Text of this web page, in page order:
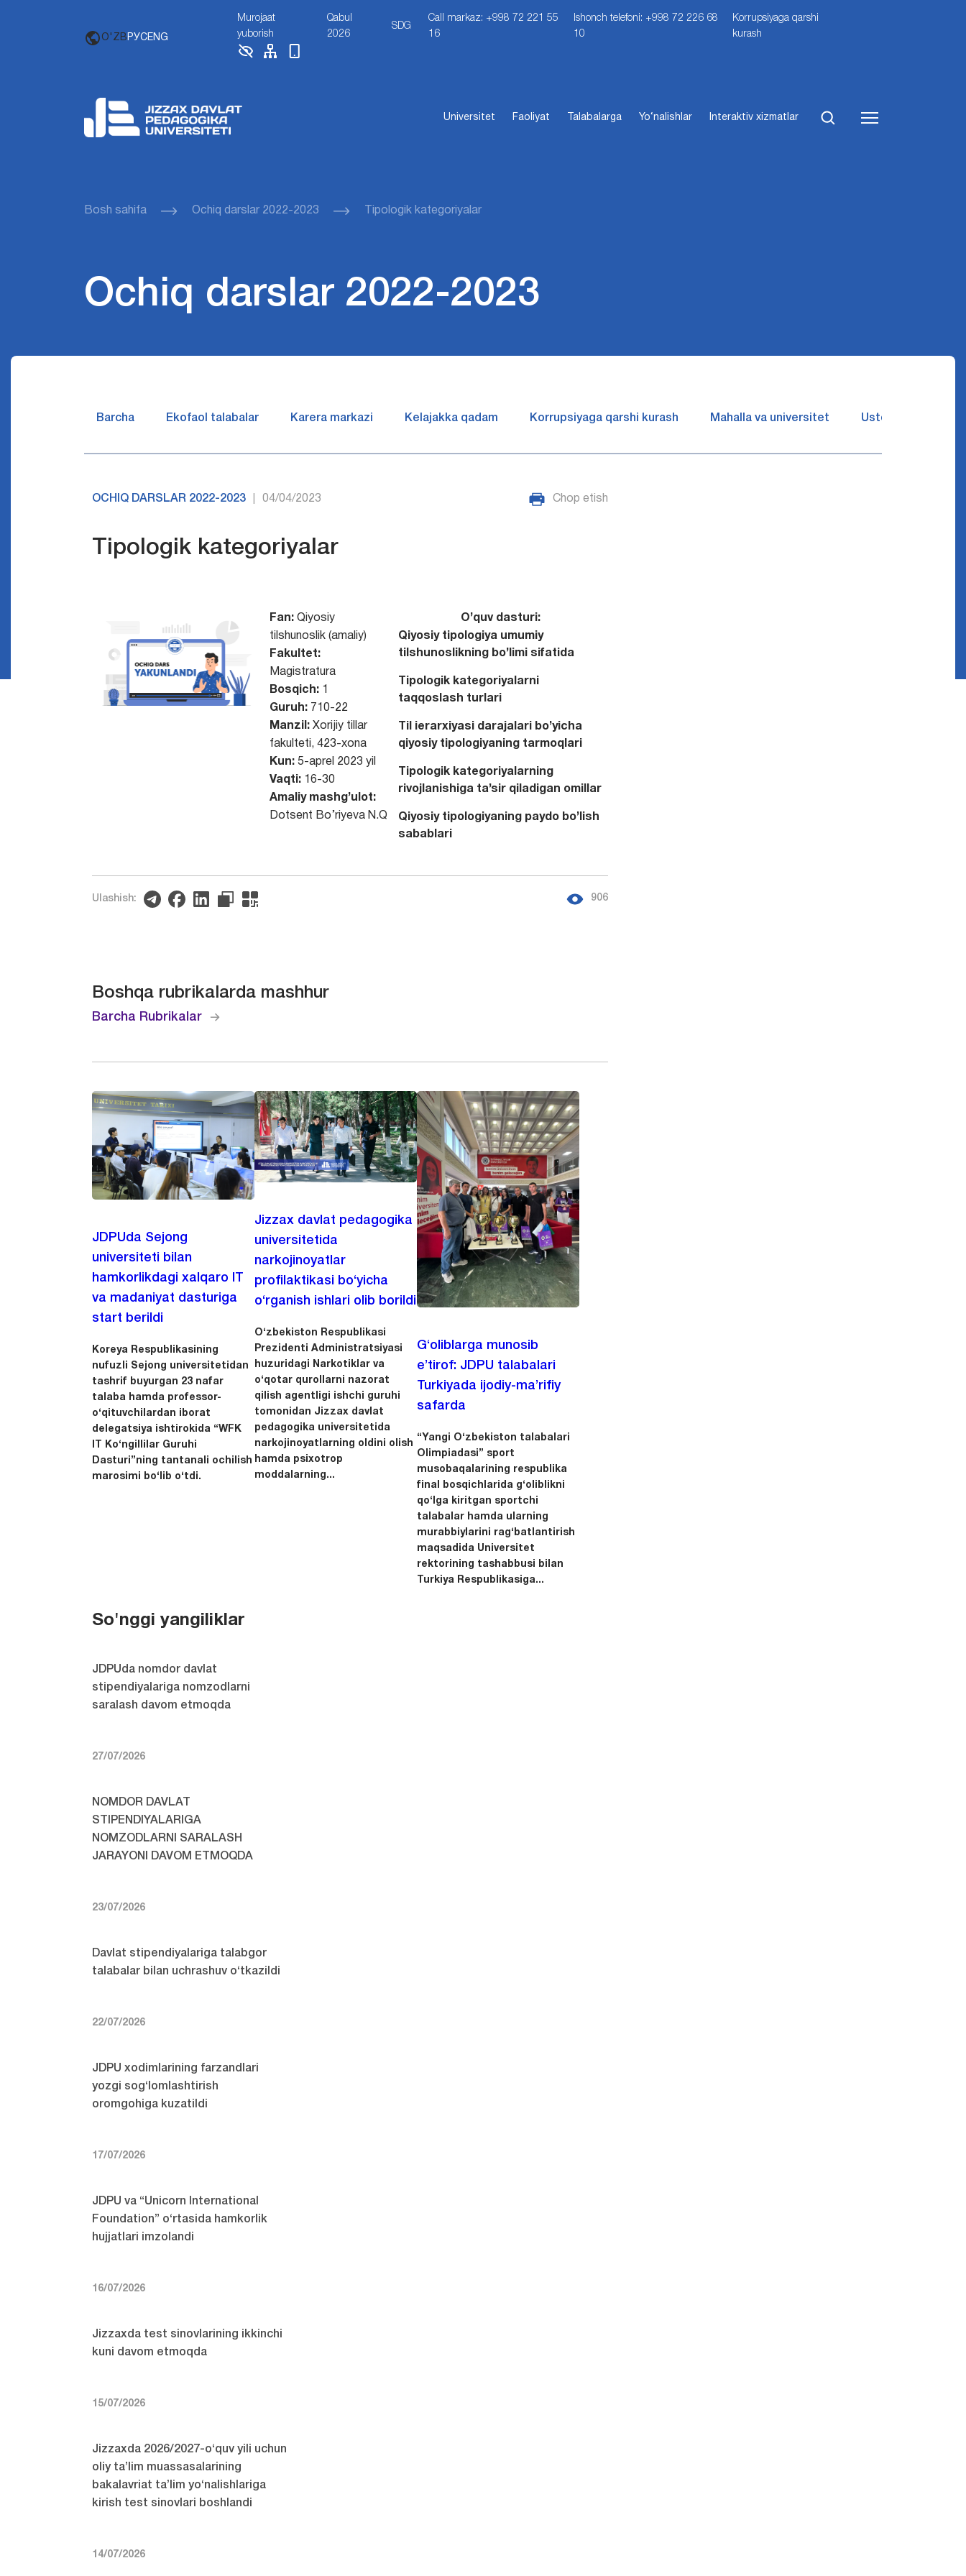
O'ZB РУСENG
Murojaat
yuborish
Qabul
2026
SDG
Call markaz: +998 72 221 55
16
Ishonch telefoni: +998 72 226 68
10
Korrupsiyaga qarshi
kurash
Universitet Faoliyat Talabalarga Yo‘nalishlar Interaktiv xizmatlar
Bosh sahifa Ochiq darslar 2022-2023 Tipologik kategoriyalar
Ochiq darslar 2022-2023
Barcha Ekofaol talabalar Karera markazi Kelajakka qadam Korrupsiyaga qarshi kurash Mahalla va universitet Ustozlar suhbatin
OCHIQ DARSLAR 2022-2023 04/04/2023 Chop etish
Tipologik kategoriyalar
Fan: Qiyosiy
tilshunoslik (amaliy)
Fakultet:
Magistratura
Bosqich:1
Guruh:710-22
Manzil:Xorijiy tillar
fakulteti, 423-xona
Kun: 5-aprel 2023 yil
Vaqti:16-30
Amaliy mashg’ulot:
Dotsent Bo’riyeva N.Q
O’quv dasturi:
Qiyosiy tipologiya umumiy
tilshunoslikning bo’limi sifatida
Tipologik kategoriyalarni
taqqoslash turlari
Til ierarxiyasi darajalari bo’yicha
qiyosiy tipologiyaning tarmoqlari
Tipologik kategoriyalarning
rivojlanishiga ta’sir qiladigan omillar
Qiyosiy tipologiyaning paydo bo’lish
sabablari
Ulashish: 906
Boshqa rubrikalarda mashhur
Barcha Rubrikalar
JDPUda Sejong
universiteti bilan
hamkorlikdagi xalqaro IT
va madaniyat dasturiga
start berildi
Koreya Respublikasining
nufuzli Sejong universitetidan
tashrif buyurgan 23 nafar
talaba hamda professor-
o‘qituvchilardan iborat
delegatsiya ishtirokida “WFK
IT Ko‘ngillilar Guruhi
Dasturi”ning tantanali ochilish
marosimi bo‘lib o‘tdi.
Jizzax davlat pedagogika
universitetida
narkojinoyatlar
profilaktikasi bo‘yicha
o‘rganish ishlari olib borildi
O‘zbekiston Respublikasi
Prezidenti Administratsiyasi
huzuridagi Narkotiklar va
o‘qotar qurollarni nazorat
qilish agentligi ishchi guruhi
tomonidan Jizzax davlat
pedagogika universitetida
narkojinoyatlarning oldini olish
hamda psixotrop
moddalarning...
G‘oliblarga munosib
e’tirof: JDPU talabalari
Turkiyada ijodiy-ma’rifiy
safarda
“Yangi O‘zbekiston talabalari
Olimpiadasi” sport
musobaqalarining respublika
final bosqichlarida g‘oliblikni
qo‘lga kiritgan sportchi
talabalar hamda ularning
murabbiylarini rag‘batlantirish
maqsadida Universitet
rektorining tashabbusi bilan
Turkiya Respublikasiga...
So'nggi yangiliklar
JDPUda nomdor davlat
stipendiyalariga nomzodlarni
saralash davom etmoqda
27/07/2026
NOMDOR DAVLAT
STIPENDIYALARIGA
NOMZODLARNI SARALASH
JARAYONI DAVOM ETMOQDA
23/07/2026
Davlat stipendiyalariga talabgor
talabalar bilan uchrashuv o‘tkazildi
22/07/2026
JDPU xodimlarining farzandlari
yozgi sog‘lomlashtirish
oromgohiga kuzatildi
17/07/2026
JDPU va “Unicorn International
Foundation” o‘rtasida hamkorlik
hujjatlari imzolandi
16/07/2026
Jizzaxda test sinovlarining ikkinchi
kuni davom etmoqda
15/07/2026
Jizzaxda 2026/2027-o‘quv yili uchun
oliy ta’lim muassasalarining
bakalavriat ta’lim yo‘nalishlariga
kirish test sinovlari boshlandi
14/07/2026